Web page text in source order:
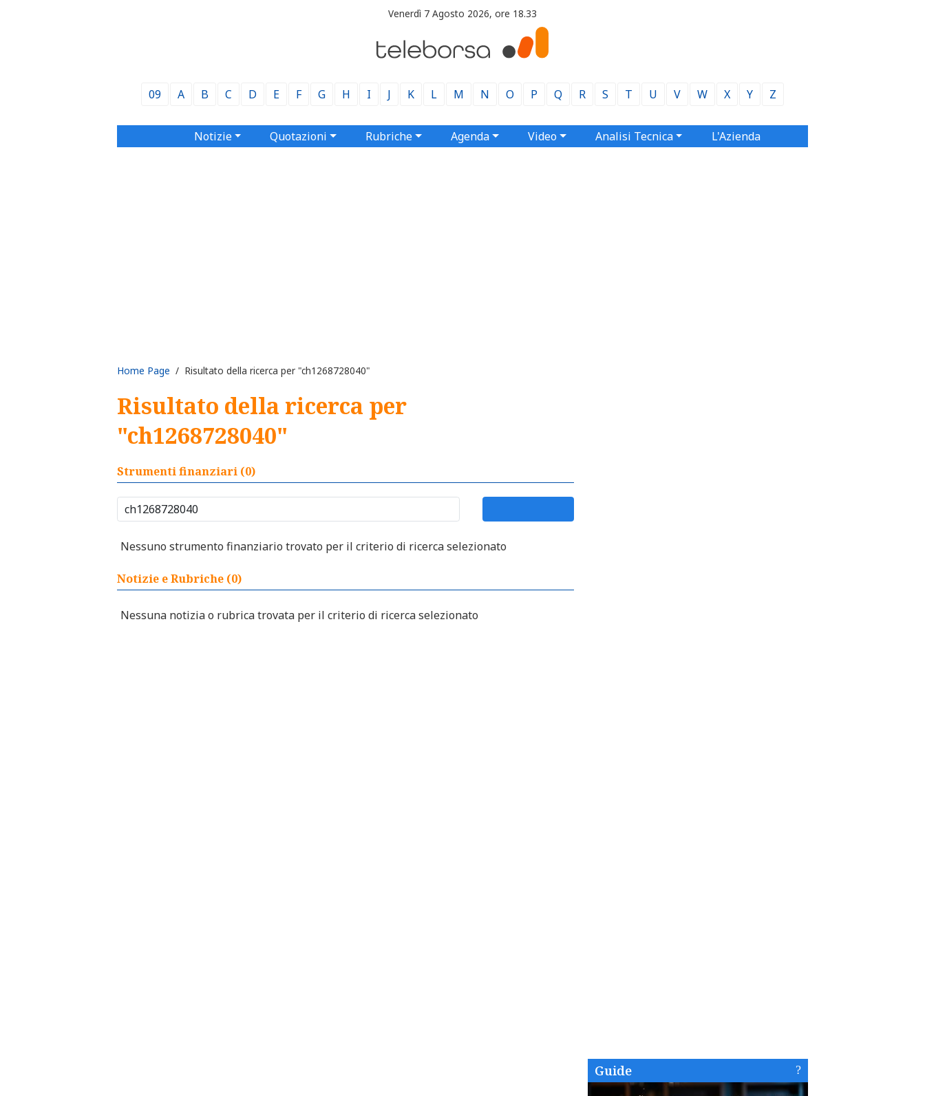
Venerdì 7 Agosto 2026, ore 18.33
09 A B C D E F G H I J K L M N O P Q R S T U V W X Y Z
Notizie Quotazioni Rubriche Agenda Video Analisi Tecnica L'Azienda
Home Page / Risultato della ricerca per "ch1268728040"
Risultato della ricerca per
"ch1268728040"
Strumenti finanziari (0)
Nessuno strumento finanziario trovato per il criterio di ricerca selezionato
Notizie e Rubriche (0)
Nessuna notizia o rubrica trovata per il criterio di ricerca selezionato
Guide